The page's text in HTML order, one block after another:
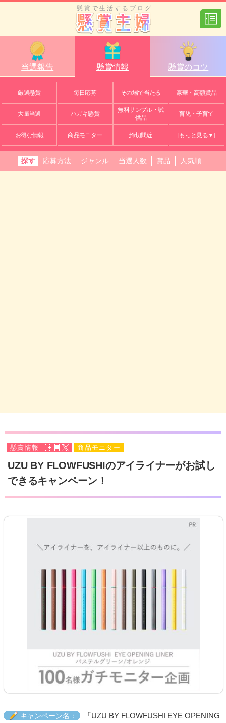
懸賞で生活するブログ
当選報告 懸賞情報 懸賞のコツ
厳選懸賞 毎日応募 その場で当たる 豪華・高額賞品
大量当選 ハガキ懸賞
無料サンプル・試
供品
育児・子育て
お得な情報 商品モニター 締切間近 [もっと見る▼]
探す 応募方法 ジャンル 当選人数 賞品 人気順
懸賞情報 商品モニター
UZU BY FLOWFUSHIのアイライナーがお試し
できるキャンペーン！
キャンペーン名：
「UZU BY FLOWFUSHI EYE OPENING